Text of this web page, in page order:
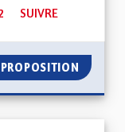
52 ABONNÉS
SUIVRE
UNE